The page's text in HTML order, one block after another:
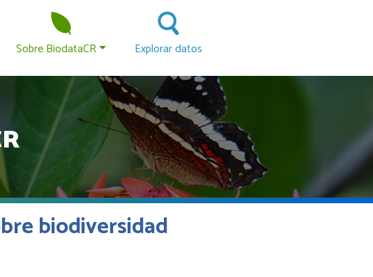
principal
Sobre BiodataCR Explorar datos
biodiversidad